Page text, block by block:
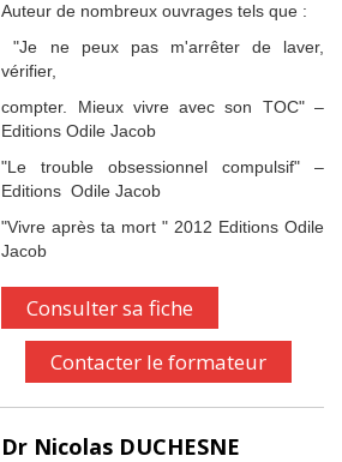
Auteur de nombreux ouvrages tels que :
"Je ne peux pas m'arrêter de laver,
vérifier,
compter. Mieux vivre avec son TOC" –
Editions Odile Jacob
"Le trouble obsessionnel compulsif" –
Editions Odile Jacob
"Vivre après ta mort " 2012 Editions Odile
Jacob
Consulter sa fiche
Contacter le formateur
Dr Nicolas DUCHESNE